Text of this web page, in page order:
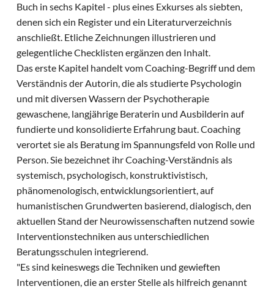
Buch in sechs Kapitel - plus eines Exkurses als siebten,
denen sich ein Register und ein Literaturverzeichnis
anschließt. Etliche Zeichnungen illustrieren und
gelegentliche Checklisten ergänzen den Inhalt.
Das erste Kapitel handelt vom Coaching-Begriff und dem
Verständnis der Autorin, die als studierte Psychologin
und mit diversen Wassern der Psychotherapie
gewaschene, langjährige Beraterin und Ausbilderin auf
fundierte und konsolidierte Erfahrung baut. Coaching
verortet sie als Beratung im Spannungsfeld von Rolle und
Person. Sie bezeichnet ihr Coaching-Verständnis als
systemisch, psychologisch, konstruktivistisch,
phänomenologisch, entwicklungsorientiert, auf
humanistischen Grundwerten basierend, dialogisch, den
aktuellen Stand der Neurowissenschaften nutzend sowie
Interventionstechniken aus unterschiedlichen
Beratungsschulen integrierend.
"Es sind keineswegs die Techniken und gewieften
Interventionen, die an erster Stelle als hilfreich genannt